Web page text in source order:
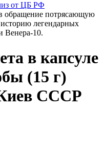
от ЦБ РФ
обращение потрясающую
легендарных
Венера-10.
в капсуле
(15 г)
СССР